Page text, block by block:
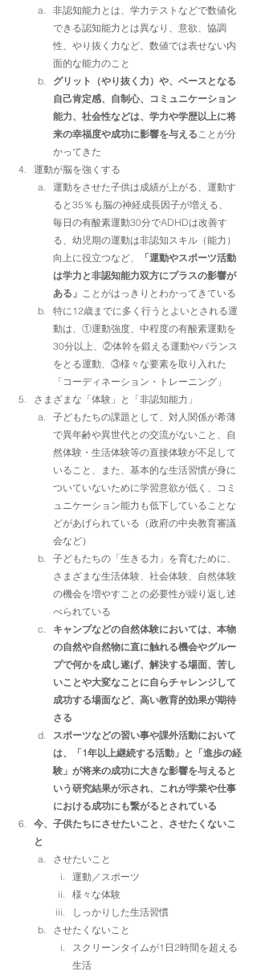
非認知能力とは、学力テストなどで数値化
できる認知能力とは異なり、意欲、協調
性、やり抜く力など、数値では表せない内
面的な能力のこと
グリット（やり抜く力）や、ベースとなる
自己肯定感、自制心、コミュニケーション
能力、社会性などは、学力や学歴以上に将
来の幸福度や成功に影響を与えることが分
かってきた
運動が脳を強くする
運動をさせた子供は成績が上がる、運動す
ると35％も脳の神経成長因子が増える、
毎日の有酸素運動30分でADHDは改善す
る、幼児期の運動は非認知スキル（能力）
向上に役立つなど、
「運動やスポーツ活動
は学力と非認知能力双方にプラスの影響が
ある」 ことがはっきりとわかってきている
特に12歳までに多く行うとよいとされる運
動は、①運動強度、中程度の有酸素運動を
30分以上、②体幹を鍛える運動やバランス
をとる運動、③様々な要素を取り入れた
「コーディネーション・トレーニング」
さまざまな「体験」と「非認知能力」
子どもたちの課題として、対人関係が希薄
で異年齢や異世代との交流がないこと、自
然体験・生活体験等の直接体験が不足して
いること、また、基本的な生活習慣が身に
ついていないために学習意欲が低く、コミ
ュニケーション能力も低下していることな
どがあげられている（政府の中央教育審議
会など）
子どもたちの「生きる力」を育むために、
さまざまな生活体験、社会体験、自然体験
の機会を増やすことの必要性が繰り返し述
べられている
キャンプなどの自然体験においては、本物
の自然や自然物に直に触れる機会やグルー
プで何かを成し遂げ、解決する場面、苦し
いことや大変なことに自らチャレンジして
成功する場面など、高い教育的効果が期待
さる
スポーツなどの習い事や課外活動において
は、「1年以上継続する活動」と「進歩の経
験」が将来の成功に大きな影響を与えると
いう研究結果が示され、これが学業や仕事
における成功にも繋がるとされている
今、子供たちにさせたいこと、させたくないこ
と
させたいこと
運動／スポーツ
様々な体験
しっかりした生活習慣
させたくないこと
スクリーンタイムが1日2時間を超える
生活